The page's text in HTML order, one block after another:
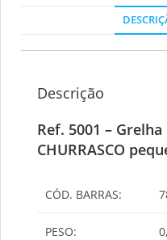
Descrição
Ref. 5001 –
CHURRASCO
CÓD. BARRAS:
PESO: